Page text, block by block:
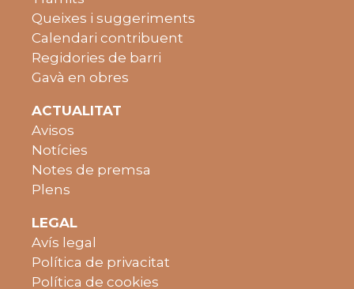
Queixes i suggeriments
Calendari contribuent
Regidories de barri
Gavà en obres
ACTUALITAT
Avisos
Notícies
Notes de premsa
Plens
LEGAL
Avís legal
Política de privacitat
Política de cookies